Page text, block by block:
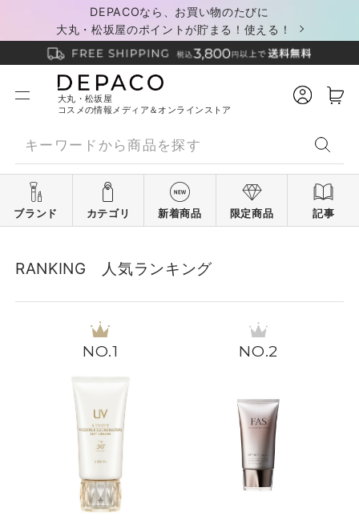
DEPACOなら、お買い物のたびに
大丸・松坂屋のポイントが貯まる！使える！
大丸・松坂屋
コスメの情報メディア＆オンラインストア
ブランド カテゴリ 新着商品 限定商品 記事
RANKING 人気ランキング
1 2